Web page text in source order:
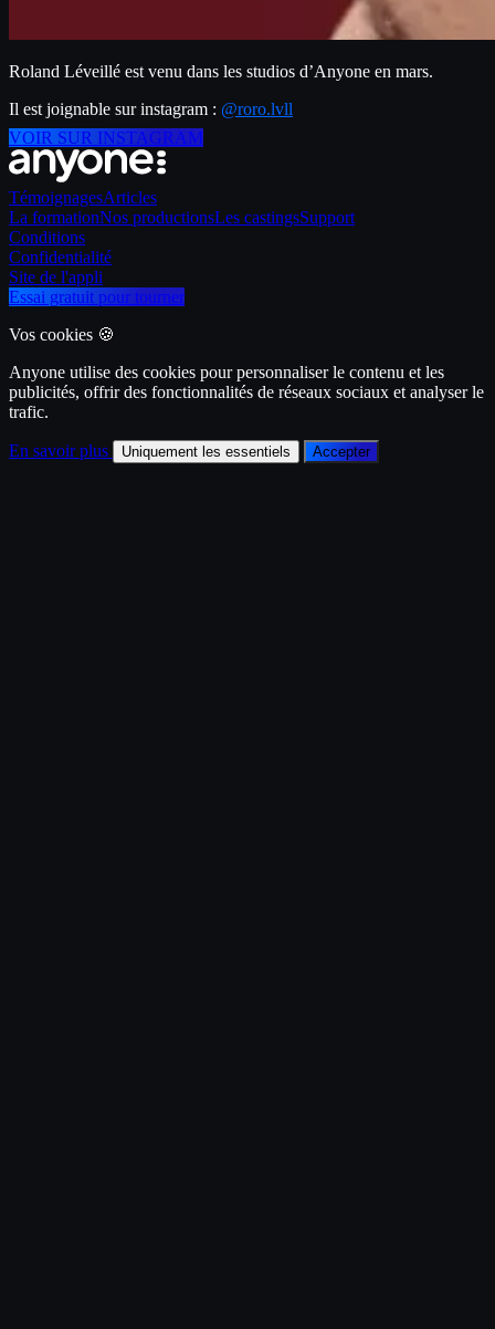
Roland Léveillé est venu dans les studios d’Anyone en mars.
Il est joignable sur instagram : @roro.lvll
VOIR SUR INSTAGRAM
TémoignagesArticles
La formationNos productionsLes castingsSupport
Conditions
Confidentialité
Site de l'appli
Essai gratuit pour tourner
Vos cookies 🍪
Anyone utilise des cookies pour personnaliser le contenu et les
publicités, offrir des fonctionnalités de réseaux sociaux et analyser le
trafic.
En savoir plus Uniquement les essentiels Accepter